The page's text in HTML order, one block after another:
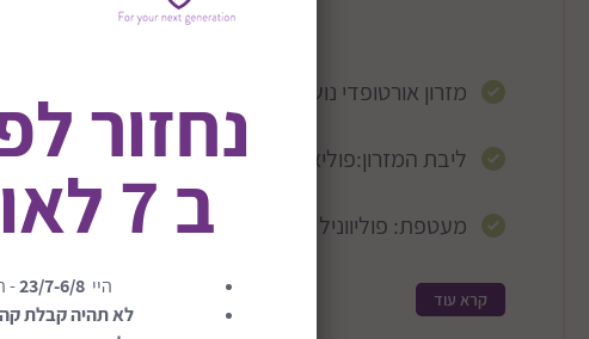
מזרון אורטופדי נושם למיטת מטר
ליבת המזרון:פוליאוריתן מוקצף מעכב בעירה
מעטפת: פוליווניל כלוריד מעכב בעירה
קרא עוד
נחזור
ב 7 לאוגוסט
היי23/7-6/8
-
לא תהיה קבלת